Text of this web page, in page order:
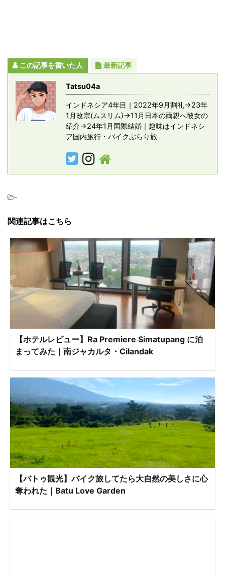
この記事を書いた人 最新記事
Tatsu04a
インドネシア4年目｜2022年9月割礼→23年
1月改宗(ムスリム)→11月日本の両親へ彼女の
紹介→24年1月国際結婚｜趣味はインドネシ
ア国内旅行・バイクぶらり旅
-
関連記事はこちら
【ホテルレビュー】Ra Premiere Simatupang に泊
まってみた｜南ジャカルタ・Cilandak
【バトゥ観光】バイク旅してたら大自然の美しさに心
奪われた｜Batu Love Garden